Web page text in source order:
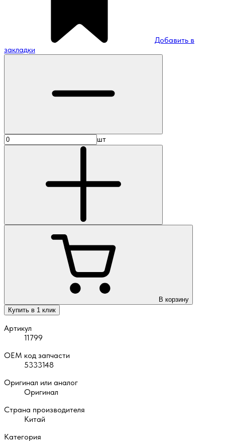
Добавить в
закладки
шт
В корзину
Купить в 1 клик
Артикул
11799
OEM код запчасти
5333148
Оригинал или аналог
Оригинал
Страна производителя
Китай
Категория